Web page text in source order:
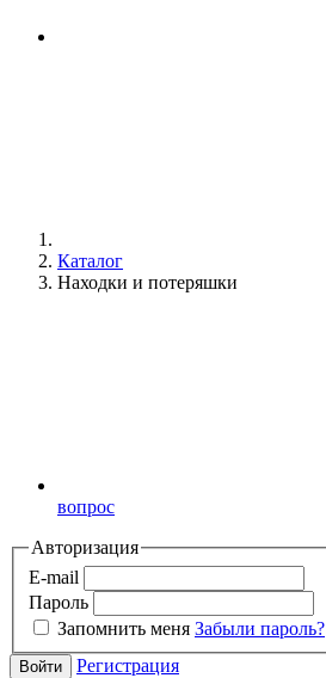
Каталог
Находки и потеряшки
вопрос
Авторизация
E-mail
Пароль
Запомнить меня Забыли пароль?
Войти Регистрация